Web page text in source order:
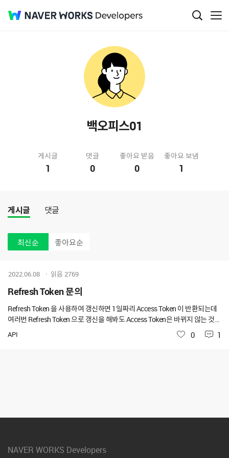
백오피스01
게시글
1
댓글
0
좋아요 받음
0
좋아요 보냄
1
게시글 댓글
최신순 좋아요순
Refresh Token 문의
Refresh Token 을 사용하여 갱신하면 1일짜리 Access Token 이 반환되는데
여러번 Refresh Token 으로 갱신을 해봐도 Access Token은 바뀌지 않는 것으
로 보입니다 Refresh Token 유효기간이 90일로 알고있는데 Refresh Token
으로 재발급된 Access Token 이 만료되면 다음 갱신 시 알아서 다른 Access T
API
2022.06.08 읽음 2769
좋아요
0 1
NAVER WORKS Developers